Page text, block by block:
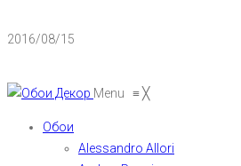
2016/08/15
Menu ≡╳
Обои
Alessandro Allori